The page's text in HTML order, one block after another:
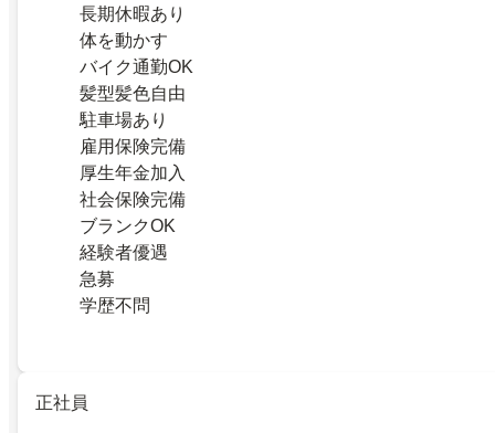
長期休暇あり
体を動かす
バイク通勤OK
髪型髪色自由
駐車場あり
雇用保険完備
厚生年金加入
社会保険完備
ブランクOK
経験者優遇
急募
学歴不問
正社員